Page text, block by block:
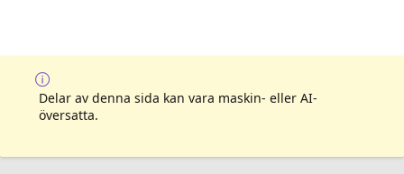
Delar av denna sida kan vara maskin- eller AI-
översatta.